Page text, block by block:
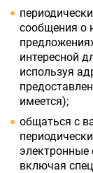
сообщения о
интересной
используя
имеется);
общаться с
электронные
включая